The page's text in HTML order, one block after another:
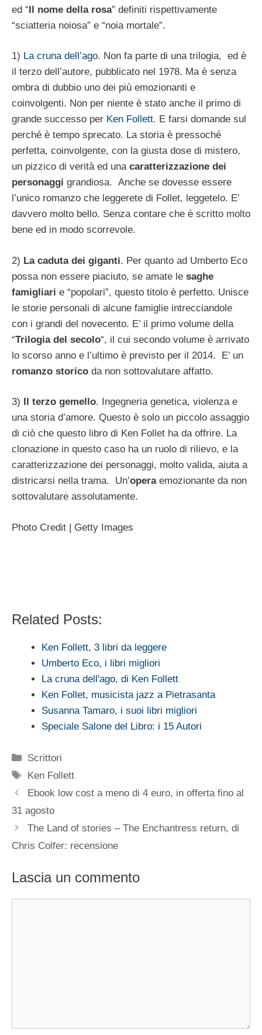
ed “Il nome della rosa” definiti rispettivamente
“sciatteria noiosa” e “noia mortale”.
1) La cruna dell’ago. Non fa parte di una trilogia, ed è
il terzo dell’autore, pubblicato nel 1978. Ma è senza
ombra di dubbio uno dei più emozionanti e
coinvolgenti. Non per niente è stato anche il primo di
grande successo per Ken Follett. E farsi domande sul
perché è tempo sprecato. La storia è pressoché
perfetta, coinvolgente, con la giusta dose di mistero,
un pizzico di verità ed una caratterizzazione dei
personaggi grandiosa. Anche se dovesse essere
l’unico romanzo che leggerete di Follet, leggetelo. E’
davvero molto bello. Senza contare che è scritto molto
bene ed in modo scorrevole.
2) La caduta dei giganti. Per quanto ad Umberto Eco
possa non essere piaciuto, se amate le saghe
famigliari e “popolari”, questo titolo è perfetto. Unisce
le storie personali di alcune famiglie intrecciandole
con i grandi del novecento. E’ il primo volume della
“Trilogia del secolo“, il cui secondo volume è arrivato
lo scorso anno e l’ultimo è previsto per il 2014. E’ un
romanzo storico da non sottovalutare affatto.
3) Il terzo gemello. Ingegneria genetica, violenza e
una storia d’amore. Questo è solo un piccolo assaggio
di ciò che questo libro di Ken Follet ha da offrire. La
clonazione in questo caso ha un ruolo di rilievo, e la
caratterizzazione dei personaggi, molto valida, aiuta a
districarsi nella trama. Un’operaemozionante da non
sottovalutare assolutamente.
Photo Credit | Getty Images
Related Posts:
Ken Follett, 3 libri da leggere
Umberto Eco, i libri migliori
La cruna dell'ago, di Ken Follett
Ken Follet, musicista jazz a Pietrasanta
Susanna Tamaro, i suoi libri migliori
Speciale Salone del Libro: i 15 Autori
Categorie
Scrittori
Tag
Ken Follett
Ebook low cost a meno di 4 euro, in offerta fino al
31 agosto
The Land of stories – The Enchantress return, di
Chris Colfer: recensione
Lascia un commento